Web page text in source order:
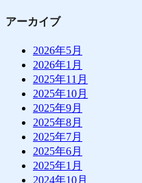
アーカイブ
2026年5月
2026年1月
2025年11月
2025年10月
2025年9月
2025年8月
2025年7月
2025年6月
2025年1月
2024年10月